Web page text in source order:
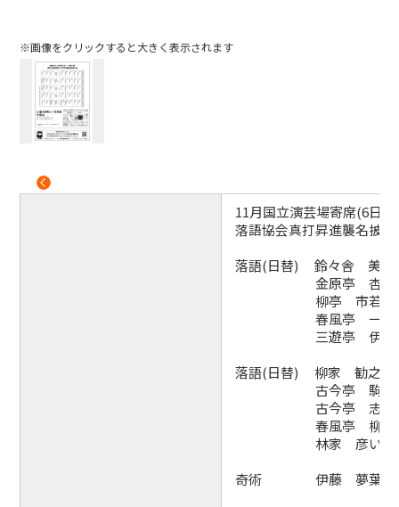
※画像をクリックすると大きく表示されます
11月国立演芸場寄席(6日
落語協会真打昇進襲名披
落語(日替) 鈴々舎 美馬
金原亭 杏寿（
柳亭 市若（8
春風亭 一花（
三遊亭 伊織（
落語(日替) 柳家 勧之助
古今亭 駒治（
古今亭 志ん五
春風亭 柳朝（
林家 彦いち（
奇術 伊藤 夢葉